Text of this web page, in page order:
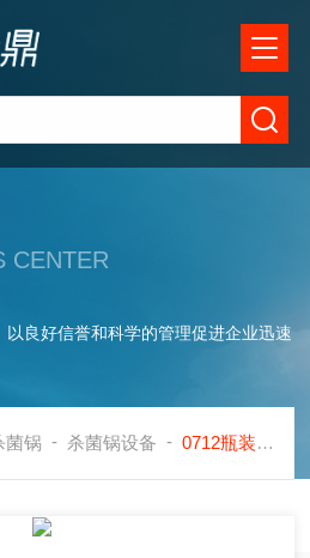
CENTER
良好信誉和科学的管理促进企业迅速
菌锅 - 杀菌锅设备 - 0712瓶装即食海参杀菌锅